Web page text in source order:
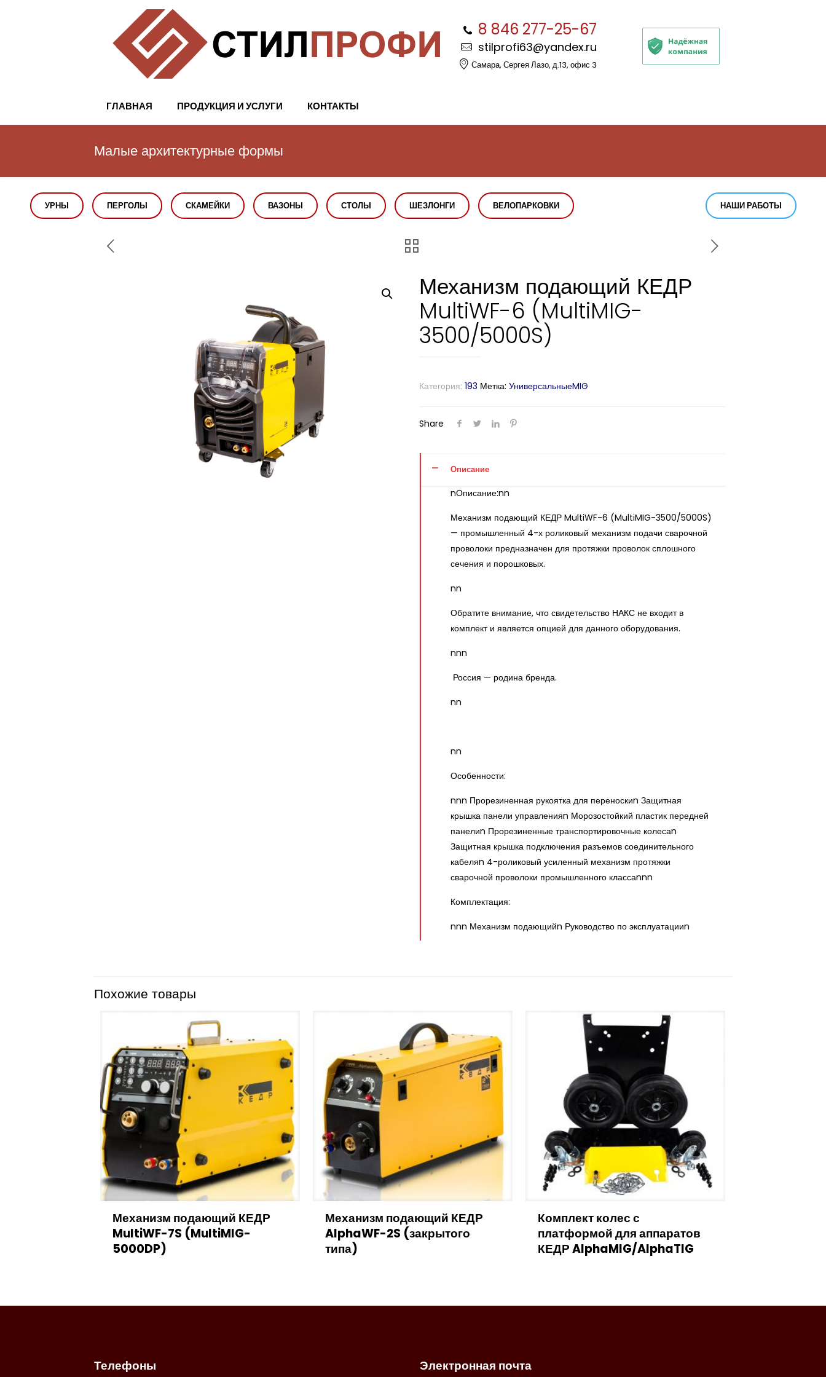
ГЛАВНАЯ ПРОДУКЦИЯ И УСЛУГИ КОНТАКТЫ
8 846 277-25-67
stilprofi63@yandex.ru
Самара, Сергея Лазо, д.13, офис 3
Малые архитектурные формы
УРНЫ ПЕРГОЛЫ СКАМЕЙКИ ВАЗОНЫ СТОЛЫ ШЕЗЛОНГИ ВЕЛОПАРКОВКИ НАШИ РАБОТЫ
Механизм подающий КЕДР
MultiWF-6 (MultiMIG-
3500/5000S)
Категория:193 Метка:УниверсальныеMIG
Share
Описание
nОписание:nn
Механизм подающий КЕДР MultiWF-6 (MultiMIG-3500/5000S)
— промышленный 4-х роликовый механизм подачи сварочной
проволоки предназначен для протяжки проволок сплошного
сечения и порошковых.
nn
Обратите внимание, что свидетельство НАКС не входит в
комплект и является опцией для данного оборудования.
nnn
Россия — родина бренда.
nn
nn
Особенности:
nnn Прорезиненная рукоятка для переноскиn Защитная
крышка панели управленияn Морозостойкий пластик передней
панелиn Прорезиненные транспортировочные колесаn
Защитная крышка подключения разъемов соединительного
кабеляn 4-роликовый усиленный механизм протяжки
сварочной проволоки промышленного классаnnn
Комплектация:
nnn Механизм подающийn Руководство по эксплуатацииn
Похожие товары
Механизм подающий КЕДР
MultiWF-7S (MultiMIG-
5000DP)
Механизм подающий КЕДР
AlphaWF-2S (закрытого
типа)
Комплект колес с
платформой для аппаратов
КЕДР AlphaMIG/AlphaTIG
Телефоны Электронная почта